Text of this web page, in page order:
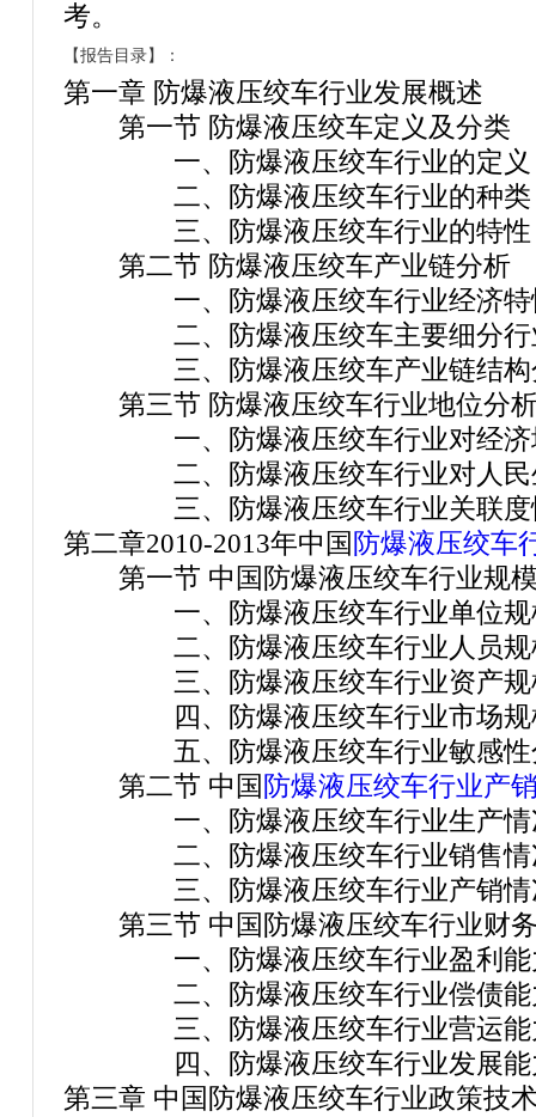
考。
【报告目录】：
第一章 防爆液压绞车行业发展概述
第一节 防爆液压绞车定义及分类
一、防爆液压绞车行业的定义
二、防爆液压绞车行业的种类
三、防爆液压绞车行业的特性
第二节 防爆液压绞车产业链分析
一、防爆液压绞车行业经济特
二、防爆液压绞车主要细分行
三、防爆液压绞车产业链结构
第三节 防爆液压绞车行业地位分
一、防爆液压绞车行业对经济
二、防爆液压绞车行业对人民
三、防爆液压绞车行业关联度
第二章2010-2013年中国 防爆液压绞车
第一节 中国防爆液压绞车行业规
一、防爆液压绞车行业单位规
二、防爆液压绞车行业人员规
三、防爆液压绞车行业资产规
四、防爆液压绞车行业市场规
五、防爆液压绞车行业敏感性
第二节 中国 防爆液压绞车行业产
一、防爆液压绞车行业生产情
二、防爆液压绞车行业销售情
三、防爆液压绞车行业产销情
第三节 中国防爆液压绞车行业财
一、防爆液压绞车行业盈利能
二、防爆液压绞车行业偿债能
三、防爆液压绞车行业营运能
四、防爆液压绞车行业发展能
第三章 中国防爆液压绞车行业政策技